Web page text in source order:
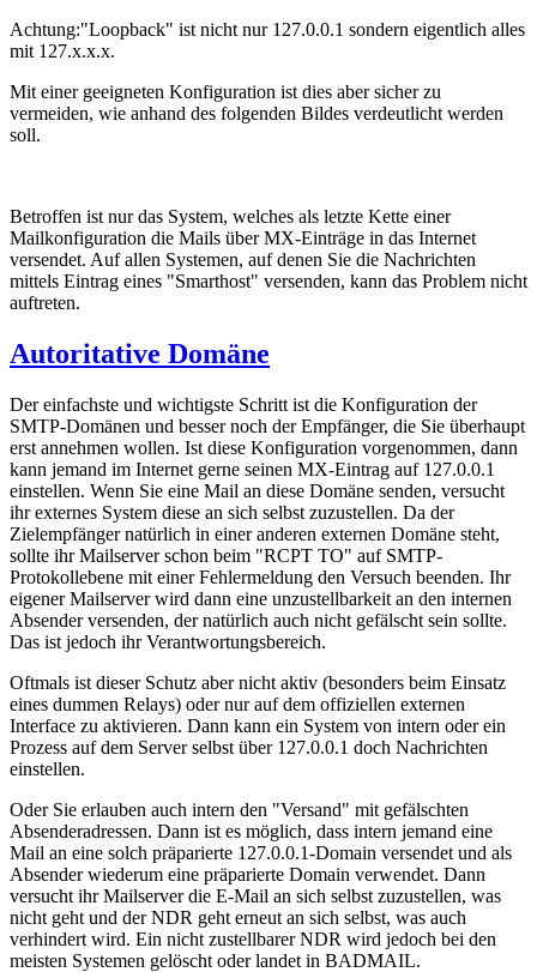
Achtung:"Loopback" ist nicht nur 127.0.0.1 sondern eigentlich alles
mit 127.x.x.x.
Mit einer geeigneten Konfiguration ist dies aber sicher zu
vermeiden, wie anhand des folgenden Bildes verdeutlicht werden
soll.
Betroffen ist nur das System, welches als letzte Kette einer
Mailkonfiguration die Mails über MX-Einträge in das Internet
versendet. Auf allen Systemen, auf denen Sie die Nachrichten
mittels Eintrag eines "Smarthost" versenden, kann das Problem nicht
auftreten.
Autoritative Domäne
Der einfachste und wichtigste Schritt ist die Konfiguration der
SMTP-Domänen und besser noch der Empfänger, die Sie überhaupt
erst annehmen wollen. Ist diese Konfiguration vorgenommen, dann
kann jemand im Internet gerne seinen MX-Eintrag auf 127.0.0.1
einstellen. Wenn Sie eine Mail an diese Domäne senden, versucht
ihr externes System diese an sich selbst zuzustellen. Da der
Zielempfänger natürlich in einer anderen externen Domäne steht,
sollte ihr Mailserver schon beim "RCPT TO" auf SMTP-
Protokollebene mit einer Fehlermeldung den Versuch beenden. Ihr
eigener Mailserver wird dann eine unzustellbarkeit an den internen
Absender versenden, der natürlich auch nicht gefälscht sein sollte.
Das ist jedoch ihr Verantwortungsbereich.
Oftmals ist dieser Schutz aber nicht aktiv (besonders beim Einsatz
eines dummen Relays) oder nur auf dem offiziellen externen
Interface zu aktivieren. Dann kann ein System von intern oder ein
Prozess auf dem Server selbst über 127.0.0.1 doch Nachrichten
einstellen.
Oder Sie erlauben auch intern den "Versand" mit gefälschten
Absenderadressen. Dann ist es möglich, dass intern jemand eine
Mail an eine solch präparierte 127.0.0.1-Domain versendet und als
Absender wiederum eine präparierte Domain verwendet. Dann
versucht ihr Mailserver die E-Mail an sich selbst zuzustellen, was
nicht geht und der NDR geht erneut an sich selbst, was auch
verhindert wird. Ein nicht zustellbarer NDR wird jedoch bei den
meisten Systemen gelöscht oder landet in BADMAIL.